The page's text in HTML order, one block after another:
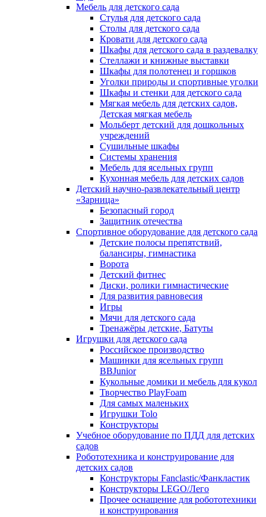
Мебель для детского сада
Стулья для детского сада
Столы для детского сада
Кровати для детского сада
Шкафы для детского сада в раздевалку
Стеллажи и книжные выставки
Шкафы для полотенец и горшков
Уголки природы и спортивные уголки
Шкафы и стенки для детского сада
Мягкая мебель для детских садов,
Детская мягкая мебель
Мольберт детский для дошкольных
учреждений
Сушильные шкафы
Системы хранения
Мебель для ясельных групп
Кухонная мебель для детских садов
Детский научно-развлекательный центр
«Зарница»
Безопасный город
Защитник отечества
Спортивное оборудование для детского сада
Детские полосы препятствий,
балансиры, гимнастика
Ворота
Детский фитнес
Диски, ролики гимнастические
Для развития равновесия
Игры
Мячи для детского сада
Тренажёры детские, Батуты
Игрушки для детского сада
Российское производство
Машинки для ясельных групп
BBJunior
Кукольные домики и мебель для кукол
Творчество PlayFoam
Для самых маленьких
Игрушки Tolo
Конструкторы
Учебное оборудование по ПДД для детских
садов
Робототехника и конструирование для
детских садов
Конструкторы Fanclastic/Фанкластик
Конструкторы LEGO/Лего
Прочее оснащение для робототехники
и конструирования